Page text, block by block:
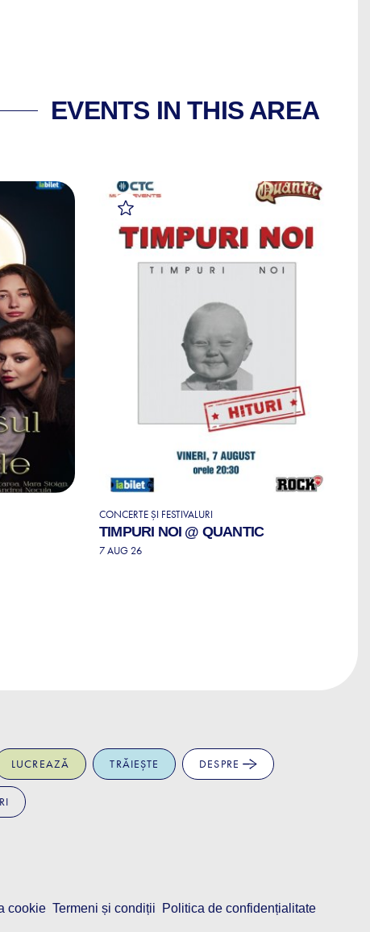
EVENTS IN THIS AREA
CONCERTE ȘI FESTIVALURI
TIMPURI NOI @ QUANTIC
7 AUG 26
LUCREAZĂ TRĂIEȘTE DESPRE
cookie Termeni și condiții Politica de confidențialitate